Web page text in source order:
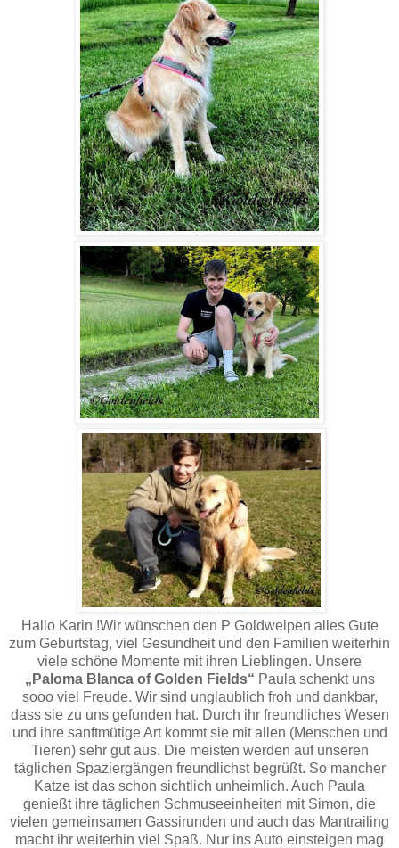
Hallo Karin !Wir wünschen den P Goldwelpen alles Gute
zum Geburtstag, viel Gesundheit und den Familien weiterhin
viele schöne Momente mit ihren Lieblingen. Unsere
„Paloma Blanca of Golden Fields“ Paula schenkt uns
sooo viel Freude. Wir sind unglaublich froh und dankbar,
dass sie zu uns gefunden hat. Durch ihr freundliches Wesen
und ihre sanftmütige Art kommt sie mit allen (Menschen und
Tieren) sehr gut aus. Die meisten werden auf unseren
täglichen Spaziergängen freundlichst begrüßt. So mancher
Katze ist das schon sichtlich unheimlich. Auch Paula
genießt ihre täglichen Schmuseeinheiten mit Simon, die
vielen gemeinsamen Gassirunden und auch das Mantrailing
macht ihr weiterhin viel Spaß. Nur ins Auto einsteigen mag